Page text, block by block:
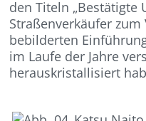
den Titeln „Bestätigte
Straßenverkäufer
bebilderten
im Laufe der Jahre
herauskristallisiert